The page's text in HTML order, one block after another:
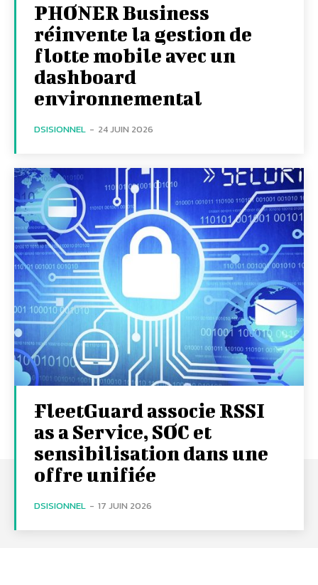
PHONER Business
réinvente la gestion de
flotte mobile avec un
dashboard
environnemental
DSISIONNEL - 24 JUIN 2026
FleetGuard associe RSSI
as a Service, SOC et
sensibilisation dans une
offre unifiée
DSISIONNEL - 17 JUIN 2026